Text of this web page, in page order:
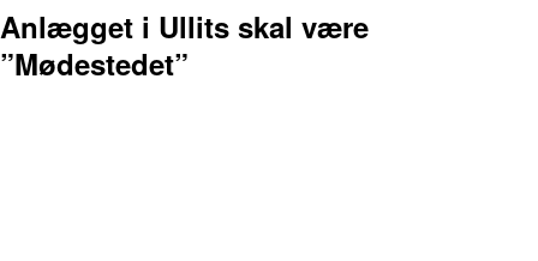
Anlægget i Ullits skal være
”Mødestedet”